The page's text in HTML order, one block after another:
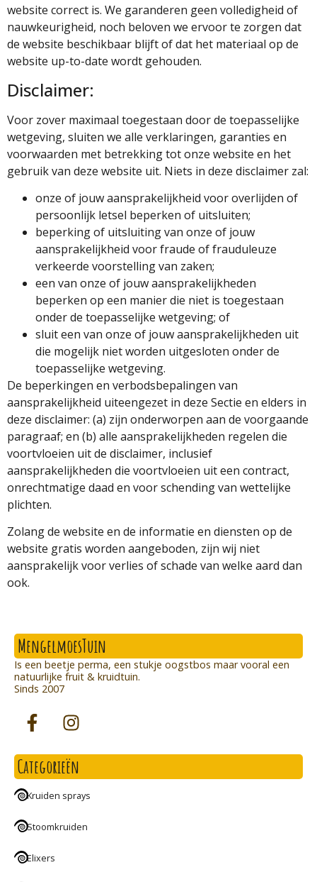
website correct is. We garanderen geen volledigheid of
nauwkeurigheid, noch beloven we ervoor te zorgen dat
de website beschikbaar blijft of dat het materiaal op de
website up-to-date wordt gehouden.
Disclaimer:
Voor zover maximaal toegestaan ​​door de toepasselijke
wetgeving, sluiten we alle verklaringen, garanties en
voorwaarden met betrekking tot onze website en het
gebruik van deze website uit. Niets in deze disclaimer zal:
onze of jouw aansprakelijkheid voor overlijden of
persoonlijk letsel beperken of uitsluiten;
beperking of uitsluiting van onze of jouw
aansprakelijkheid voor fraude of frauduleuze
verkeerde voorstelling van zaken;
een van onze of jouw aansprakelijkheden
beperken op een manier die niet is toegestaan ​​
onder de toepasselijke wetgeving; of
sluit een van onze of jouw aansprakelijkheden uit
die mogelijk niet worden uitgesloten onder de
toepasselijke wetgeving.
De beperkingen en verbodsbepalingen van
aansprakelijkheid uiteengezet in deze Sectie en elders in
deze disclaimer: (a) zijn onderworpen aan de voorgaande
paragraaf; en (b) alle aansprakelijkheden regelen die
voortvloeien uit de disclaimer, inclusief
aansprakelijkheden die voortvloeien uit een contract,
onrechtmatige daad en voor schending van wettelijke
plichten.
Zolang de website en de informatie en diensten op de
website gratis worden aangeboden, zijn wij niet
aansprakelijk voor verlies of schade van welke aard dan
ook.
MengelmoesTuin
Is een beetje perma, een stukje oogstbos maar vooral een
natuurlijke fruit & kruidtuin.
Sinds 2007
Categorieën
Kruiden sprays
Stoomkruiden
Elixers